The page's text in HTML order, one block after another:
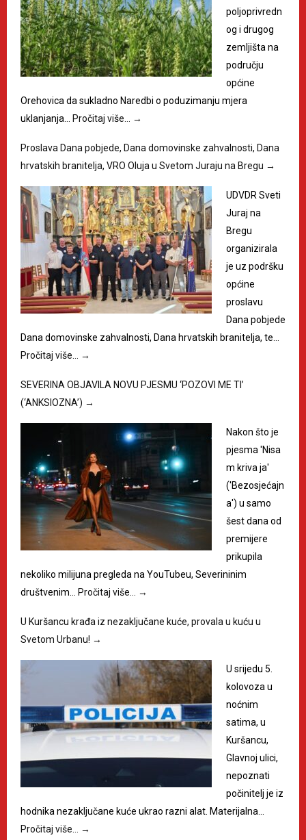
poljoprivredn
og i drugog
zemljišta na
području
općine
Orehovica da sukladno Naredbi o poduzimanju mjera
uklanjanja… Pročitaj više… →
Proslava Dana pobjede, Dana domovinske zahvalnosti, Dana
hrvatskih branitelja, VRO Oluja u Svetom Juraju na Bregu →
UDVDR Sveti
Juraj na
Bregu
organizirala
je uz podršku
općine
proslavu
Dana pobjede
Dana domovinske zahvalnosti, Dana hrvatskih branitelja, te…
Pročitaj više…
→
SEVERINA OBJAVILA NOVU PJESMU ‘POZOVI ME TI’
(‘ANKSIOZNA’) →
Nakon što je
pjesma 'Nisa
m kriva ja'
('Bezosjećajn
a') u samo
šest dana od
premijere
prikupila
nekoliko milijuna pregleda na YouTubeu, Severininim
društvenim… Pročitaj više… →
U Kuršancu krađa iz nezaključane kuće, provala u kuću u
Svetom Urbanu! →
U srijedu 5.
kolovoza u
noćnim
satima, u
Kuršancu,
Glavnoj ulici,
nepoznati
počinitelj je iz
hodnika nezaključane kuće ukrao razni alat. Materijalna…
Pročitaj više…
→